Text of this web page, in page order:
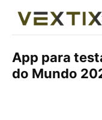
App para
do Mundo